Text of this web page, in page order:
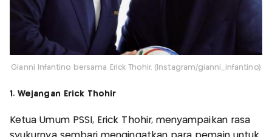
Gianni Infantino bersama Erick Thohir. (Instagram/gianni_infantino)
1. Wejangan Erick Thohir
Ketua Umum PSSI, Erick Thohir, menyampaikan rasa